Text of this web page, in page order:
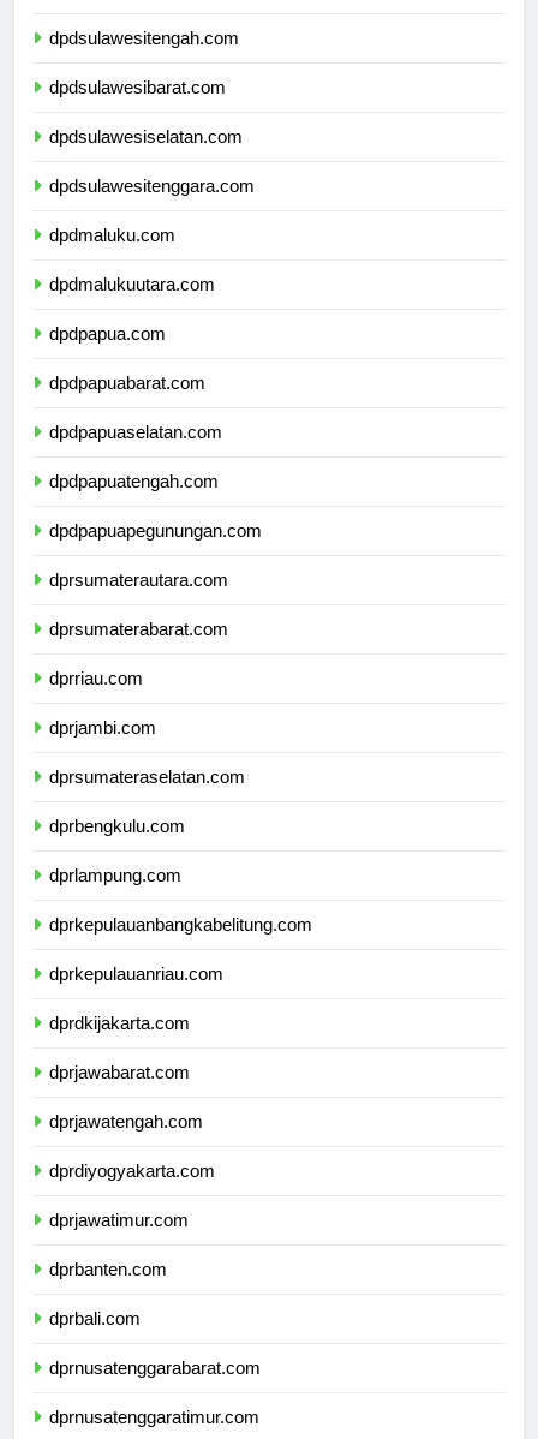
dpdsulawesitengah.com
dpdsulawesibarat.com
dpdsulawesiselatan.com
dpdsulawesitenggara.com
dpdmaluku.com
dpdmalukuutara.com
dpdpapua.com
dpdpapuabarat.com
dpdpapuaselatan.com
dpdpapuatengah.com
dpdpapuapegunungan.com
dprsumaterautara.com
dprsumaterabarat.com
dprriau.com
dprjambi.com
dprsumateraselatan.com
dprbengkulu.com
dprlampung.com
dprkepulauanbangkabelitung.com
dprkepulauanriau.com
dprdkijakarta.com
dprjawabarat.com
dprjawatengah.com
dprdiyogyakarta.com
dprjawatimur.com
dprbanten.com
dprbali.com
dprnusatenggarabarat.com
dprnusatenggaratimur.com